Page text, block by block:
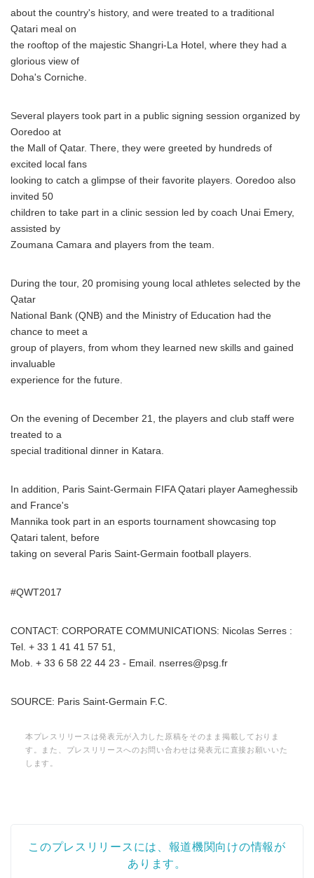
about the country's history, and were treated to a traditional
Qatari meal on
the rooftop of the majestic Shangri-La Hotel, where they had a
glorious view of
Doha's Corniche.
Several players took part in a public signing session organized by
Ooredoo at
the Mall of Qatar. There, they were greeted by hundreds of
excited local fans
looking to catch a glimpse of their favorite players. Ooredoo also
invited 50
children to take part in a clinic session led by coach Unai Emery,
assisted by
Zoumana Camara and players from the team.
During the tour, 20 promising young local athletes selected by the
Qatar
National Bank (QNB) and the Ministry of Education had the
chance to meet a
group of players, from whom they learned new skills and gained
invaluable
experience for the future.
On the evening of December 21, the players and club staff were
treated to a
special traditional dinner in Katara.
In addition, Paris Saint-Germain FIFA Qatari player Aameghessib
and France's
Mannika took part in an esports tournament showcasing top
Qatari talent, before
taking on several Paris Saint-Germain football players.
#QWT2017
CONTACT: CORPORATE COMMUNICATIONS: Nicolas Serres :
Tel. + 33 1 41 41 57 51,
Mob. + 33 6 58 22 44 23 - Email. nserres@psg.fr
SOURCE: Paris Saint-Germain F.C.
本プレスリリースは発表元が入力した原稿をそのまま掲載しておりま
す。また、プレスリリースへのお問い合わせは発表元に直接お願いいた
します。
このプレスリリースには、報道機関向けの情報が
あります。